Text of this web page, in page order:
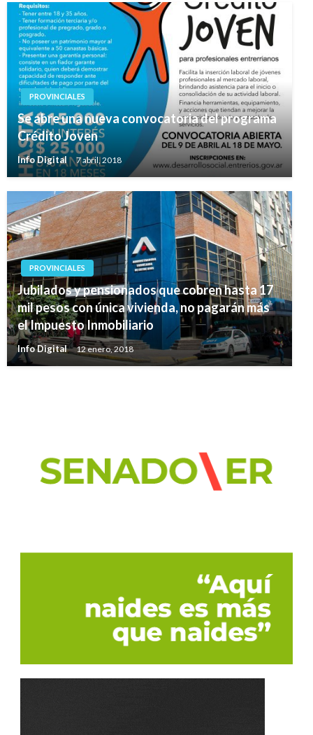
PROVINCIALES
Se abre una nueva convocatoria del programa
Crédito Joven
Info Digital 7 abril, 2018
PROVINCIALES
Jubilados y pensionados que cobren hasta 17
mil pesos con única vivienda, no pagarán más
el Impuesto Inmobiliario
Info Digital 12 enero, 2018